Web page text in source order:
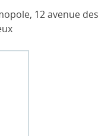
12 avenue des